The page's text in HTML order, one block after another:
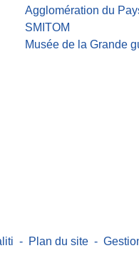
Agglomération du
SMITOM
Musée de la Grande
- Plan du site -